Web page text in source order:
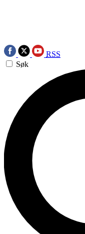
RSS
Søk